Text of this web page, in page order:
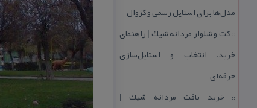
مدل‌ها برای استایل رسمی و كژوال
::كت و شلوار مردانه شیك | راهنمای
خرید، انتخاب و استایل‌سازی
حرفه‌ای
::خرید بافت مردانه شیك |